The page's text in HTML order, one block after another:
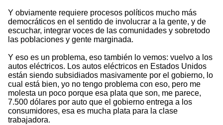
Y obviamente requiere procesos políticos mucho más
democráticos en el sentido de involucrar a la gente, y de
escuchar, integrar voces de las comunidades y sobretodo
las poblaciones y gente marginada.
Y eso es un problema, eso también lo vemos: vuelvo a los
autos eléctricos. Los autos eléctricos en Estados Unidos
están siendo subsidiados masivamente por el gobierno, lo
cual está bien, yo no tengo problema con eso, pero me
molesta un poco porque esa plata que son, me parece,
7.500 dólares por auto que el gobierno entrega a los
consumidores, esa es mucha plata para la clase
trabajadora.